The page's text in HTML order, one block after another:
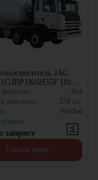
JAC
[8x4,
формула:
8x4
двигателя:
376 л.с.
Weichai
запросу
Узнать цену